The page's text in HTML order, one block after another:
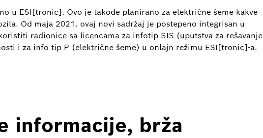
u ESI[tronic]. Ovo je takođe planirano za električne šeme kakve
Od maja 2021. ovaj novi sadržaj je postepeno integrisan u
radionice sa licencama za infotip SIS (uputstva za rešavanje
i za info tip P (električne šeme) u onlajn režimu ESI[tronic]-a.
informacije, brža